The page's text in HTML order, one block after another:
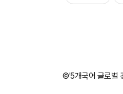
©'5개국어 글로벌